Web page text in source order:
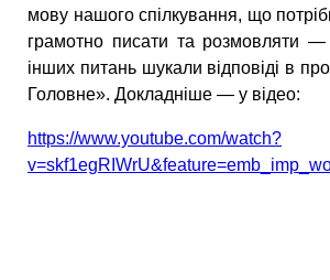
мову нашого спілкування, що
грамотно писати та розмовляти —
інших питань шукали відповіді в
Головне». Докладніше — у відео:
https://www.youtube.com/watch?